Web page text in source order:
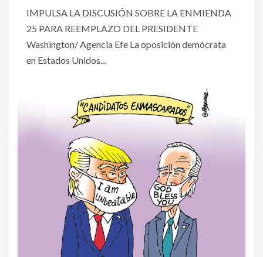
IMPULSA LA DISCUSIÓN SOBRE LA ENMIENDA
25 PARA REEMPLAZO DEL PRESIDENTE
Washington/ Agencia Efe La oposición demócrata
en Estados Unidos...